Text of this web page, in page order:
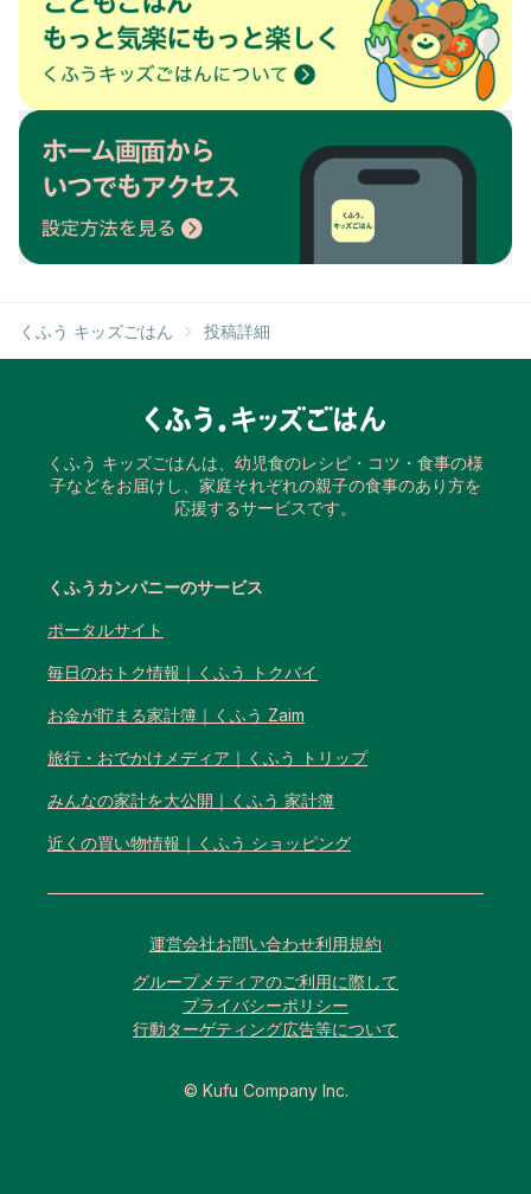
くふう キッズごはん 投稿詳細
くふう キッズごはんは、幼児食のレシピ・コツ・食事の様
子などをお届けし、家庭それぞれの親子の食事のあり方を
応援するサービスです。
くふうカンパニーのサービス
ポータルサイト
毎日のおトク情報｜くふう トクバイ
お金が貯まる家計簿｜くふう Zaim
旅行・おでかけメディア｜くふう トリップ
みんなの家計を大公開｜くふう 家計簿
近くの買い物情報｜くふう ショッピング
運営会社お問い合わせ利用規約
グループメディアのご利用に際して
プライバシーポリシー
行動ターゲティング広告等について
© Kufu Company Inc.